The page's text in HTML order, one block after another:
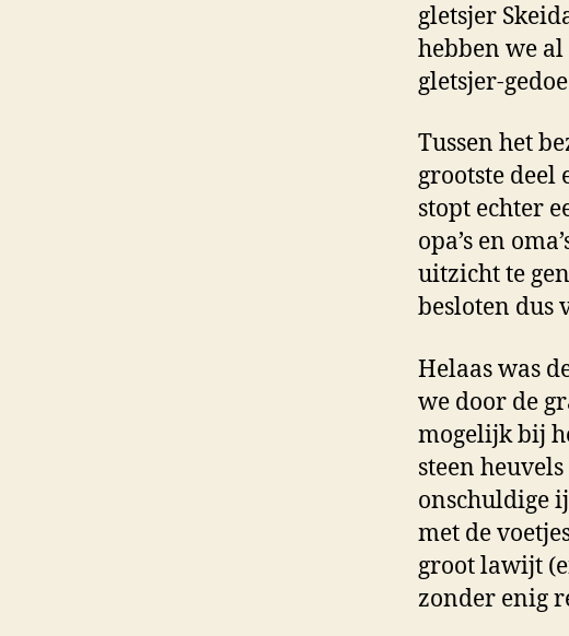
gletsjer
hebben we al
gletsjer-
Tussen het
grootste
stopt echter
opa’s en
uitzicht te
besloten dus
Helaas was
we door de
mogelijk bij
steen
onschuldige
met de
groot lawijt
zonder enig